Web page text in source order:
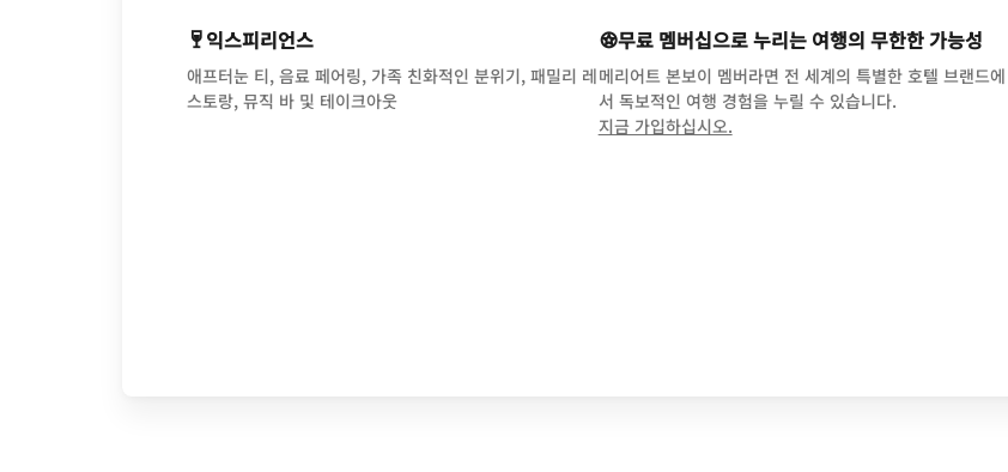
익스피리언스
애프터눈 티, 음료 페어링, 가족 친화적인 분위기, 패밀리 레
스토랑, 뮤직 바 및 테이크아웃
무료 멤버십으로 누리는 여행의 무한한 가능성
메리어트 본보이 멤버라면 전 세계의 특별한 호텔 브랜드에
서 독보적인 여행 경험을 누릴 수 있습니다.
지금 가입하십시오.opens in new window